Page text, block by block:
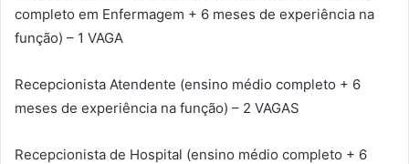
completo em Enfermagem + 6 meses de experiência na
função) – 1 VAGA
Recepcionista Atendente (ensino médio completo + 6
meses de experiência na função) – 2 VAGAS
Recepcionista de Hospital (ensino médio completo + 6